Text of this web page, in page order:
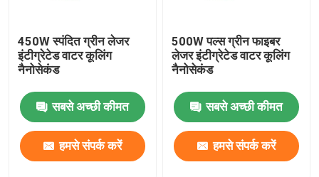
450W स्पंदित ग्रीन लेजर
इंटीग्रेटेड वाटर कूलिंग
नैनोसेकंड
सबसे अच्छी कीमत
हमसे संपर्क करें
500W पल्स ग्रीन फाइबर
लेजर इंटीग्रेटेड वाटर कूलिंग
नैनोसेकंड
सबसे अच्छी कीमत
हमसे संपर्क करें